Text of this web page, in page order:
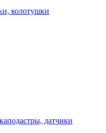
колотушки
датчики